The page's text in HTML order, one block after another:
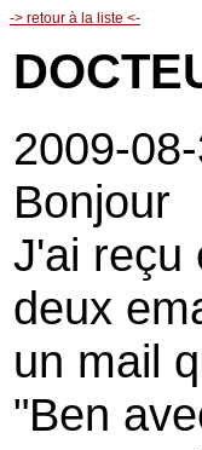
-> retour à la liste <-
2009-
Bonjour
J'ai reçu
deux
un mail
"Ben